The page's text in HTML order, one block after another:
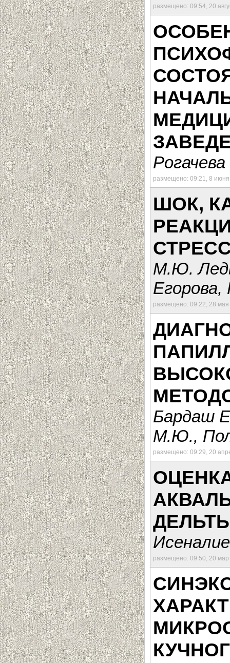
размещено: 09:54, 20
размещено: 09:21, 8
ШОК,
М.Ю.
размещено: 09:22, 28
Бардаш
М.Ю.,
размещено: 09:29, 20
размещено: 09:50, 20